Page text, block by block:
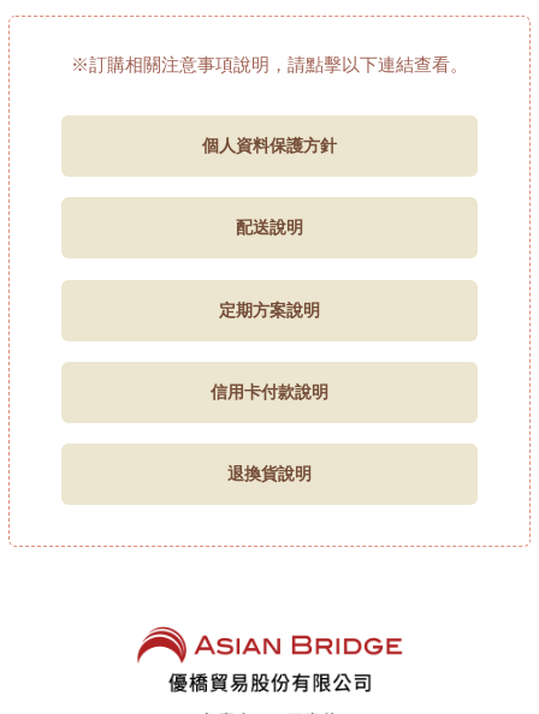
※訂購相關注意事項說明，請點擊以下連結查看。
個人資料保護方針
配送說明
定期方案說明
信用卡付款說明
退換貨說明